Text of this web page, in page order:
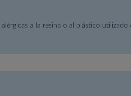
a la resina o al plástico